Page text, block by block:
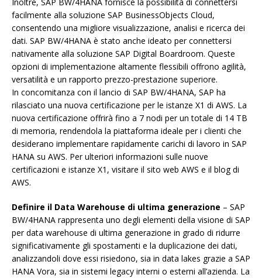
facilmente alla soluzione SAP BusinessObjects Cloud,
consentendo una migliore visualizzazione, analisi e ricerca dei
dati. SAP BW/4HANA è stato anche ideato per connettersi
nativamente alla soluzione SAP Digital Boardroom. Queste
opzioni di implementazione altamente flessibili offrono agilità,
versatilità e un rapporto prezzo-prestazione superiore.
In concomitanza con il lancio di SAP BW/4HANA, SAP ha
rilasciato una nuova certificazione per le istanze X1 di AWS. La
nuova certificazione offrirà fino a 7 nodi per un totale di 14 TB
di memoria, rendendola la piattaforma ideale per i clienti che
desiderano implementare rapidamente carichi di lavoro in SAP
HANA su AWS. Per ulteriori informazioni sulle nuove
certificazioni e istanze X1, visitare il sito web AWS e il blog di
AWS.
Definire il Data Warehouse di ultima generazione – SAP
BW/4HANA rappresenta uno degli elementi della visione di SAP
per data warehouse di ultima generazione in grado di ridurre
significativamente gli spostamenti e la duplicazione dei dati,
analizzandoli dove essi risiedono, sia in data lakes grazie a SAP
HANA Vora, sia in sistemi legacy interni o esterni all’azienda. La